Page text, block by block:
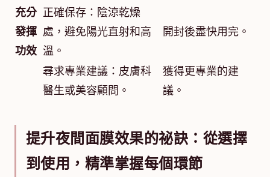
充分
發揮
功效
正確保存：陰涼乾燥
處，避免陽光直射和高
溫。
開封後盡快用完。
尋求專業建議：皮膚科
醫生或美容顧問。
獲得更專業的建
議。
提升夜間面膜效果的祕訣：從選擇
到使用，精準掌握每個環節